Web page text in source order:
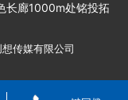
长廊1000m处铭投拓
传媒有限公司